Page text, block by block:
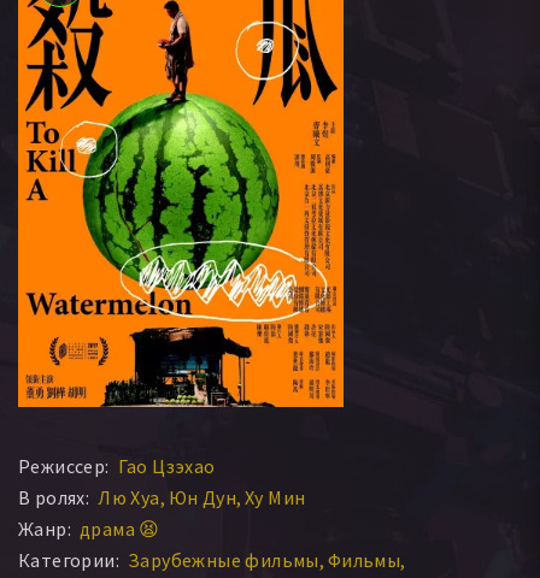
Режиссер: Гао Цзэхао
В ролях: Лю Хуа Юн Дун Ху Мин
Жанр: драма 😫
Категории: Зарубежные фильмы Фильмы